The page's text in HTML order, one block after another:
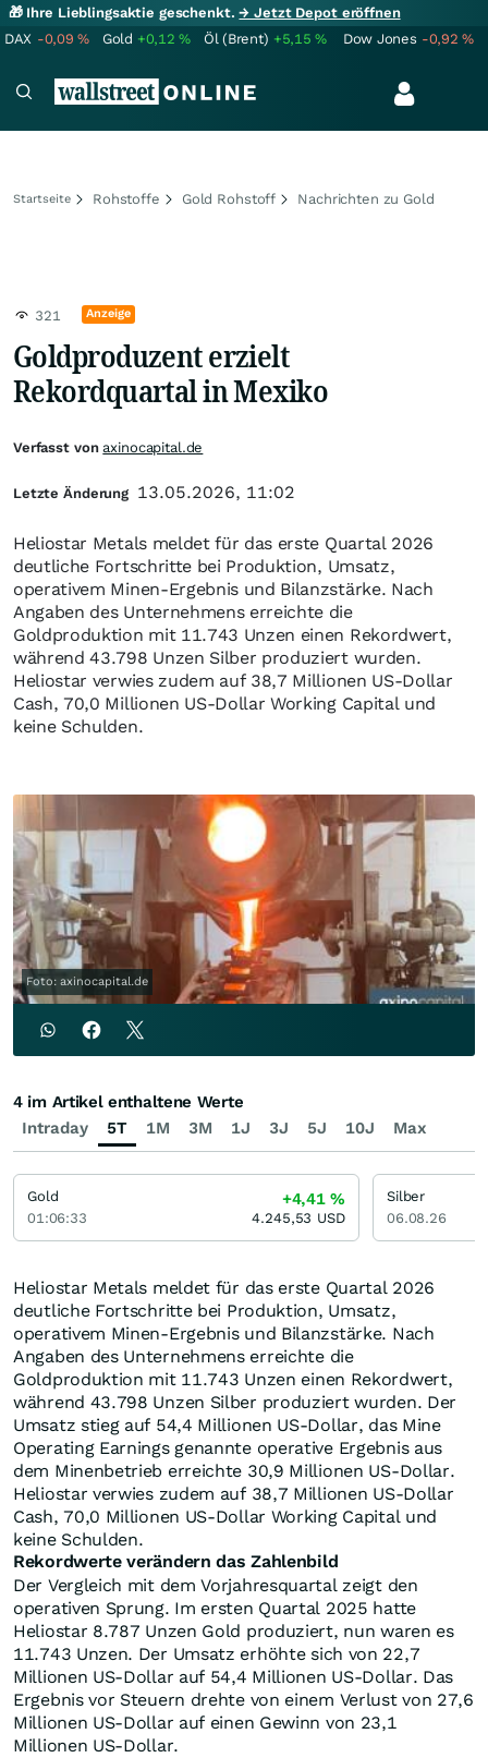
🎁 Ihre Lieblingsaktie geschenkt.→ Jetzt Depot eröffnen
DAX -0,09% Gold +0,12% Öl (Brent) +5,15% Dow Jones -0,92%
Startseite Rohstoffe Gold Rohstoff Nachrichten zu Gold
321 Anzeige
Goldproduzent erzielt
Rekordquartal in Mexiko
Heliostar Metals meldet für das erste Quartal 2026
deutliche Fortschritte bei Produktion, Umsatz,
operativem Minen-Ergebnis und Bilanzstärke. Nach
Angaben des Unternehmens erreichte die
Goldproduktion mit 11.743 Unzen einen Rekordwert,
während 43.798 Unzen Silber produziert wurden.
Heliostar verwies zudem auf 38,7 Millionen US-Dollar
Cash, 70,0 Millionen US-Dollar Working Capital und
keine Schulden.
Foto: axinocapital.de
Heliostar Metals meldet für das erste Quartal 2026
deutliche Fortschritte bei Produktion, Umsatz,
operativem Minen-Ergebnis und Bilanzstärke. Nach
Angaben des Unternehmens erreichte die
Goldproduktion mit 11.743 Unzen einen Rekordwert,
während 43.798 Unzen Silber produziert wurden. Der
Umsatz stieg auf 54,4 Millionen US-Dollar, das Mine
Operating Earnings genannte operative Ergebnis aus
dem Minenbetrieb erreichte 30,9 Millionen US-Dollar.
Heliostar verwies zudem auf 38,7 Millionen US-Dollar
Cash, 70,0 Millionen US-Dollar Working Capital und
keine Schulden.
Rekordwerte verändern das Zahlenbild
Der Vergleich mit dem Vorjahresquartal zeigt den
operativen Sprung. Im ersten Quartal 2025 hatte
Heliostar 8.787 Unzen Gold produziert, nun waren es
11.743 Unzen. Der Umsatz erhöhte sich von 22,7
Millionen US-Dollar auf 54,4 Millionen US-Dollar. Das
Ergebnis vor Steuern drehte von einem Verlust von 27,6
Millionen US-Dollar auf einen Gewinn von 23,1
Millionen US-Dollar.
Verfasst vonaxinocapital.de
Letzte Änderung 13.05.2026, 11:02
Intraday 5T 1M 3M 1J 3J 5J 10J Max
4 im Artikel enthaltene Werte
Gold
01:06:33
+4,41%
4.245,53 USD
Silber
06.08.26